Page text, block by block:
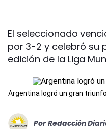
El seleccionado
por 3-2 y celebró su
edición de la Liga
Argentina logró un gran
Por Redacción